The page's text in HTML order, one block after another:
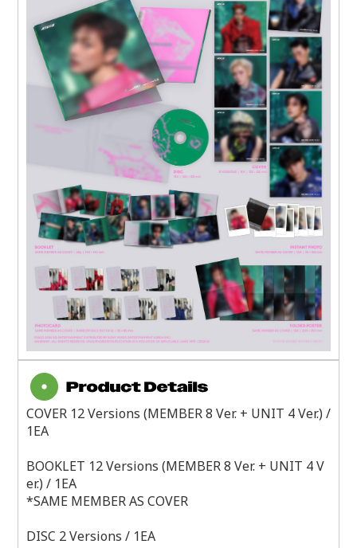
COVER 12 Versions (MEMBER 8 Ver. + UNIT 4 Ver.) /
1EA
BOOKLET 12 Versions (MEMBER 8 Ver. + UNIT 4 V
er.) / 1EA
*SAME MEMBER AS COVER
DISC 2 Versions / 1EA